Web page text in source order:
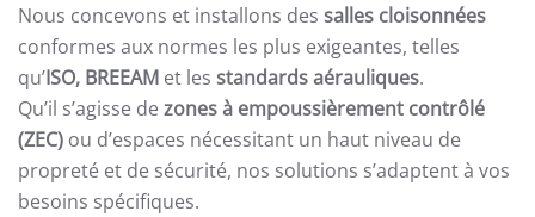
Nous concevons et installons des salles cloisonnées
conformes aux normes les plus exigeantes, telles
qu’ISO, BREEAM et les standards aérauliques.
Qu’il s’agisse de zones à empoussièrement contrôlé
(ZEC) ou d’espaces nécessitant un haut niveau de
propreté et de sécurité, nos solutions s’adaptent à vos
besoins spécifiques.